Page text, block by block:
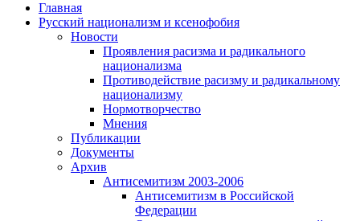
Главная
Русский национализм и ксенофобия
Новости
Проявления расизма и радикального
национализма
Противодействие расизму и радикальному
национализму
Нормотворчество
Мнения
Публикации
Документы
Архив
Антисемитизм 2003-2006
Антисемитизм в Российской
Федерации